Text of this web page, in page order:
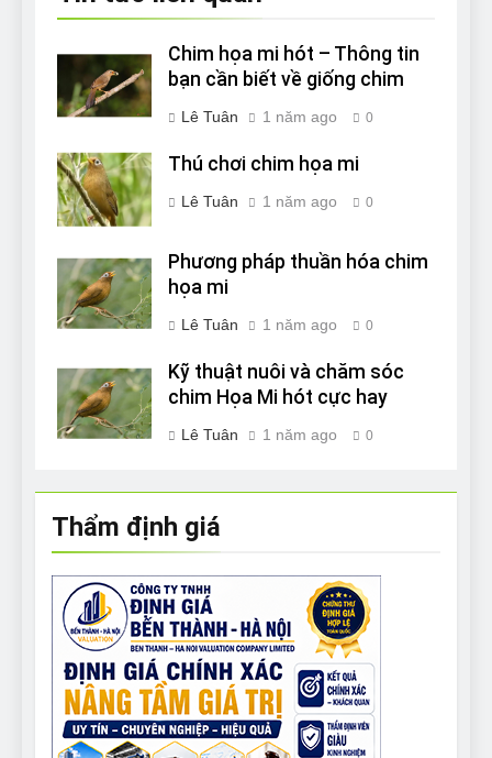
Chim họa mi hót – Thông tin
bạn cần biết về giống chim
Lê Tuân 1 năm ago 0
Thú chơi chim họa mi
Lê Tuân 1 năm ago 0
Phương pháp thuần hóa chim
họa mi
Lê Tuân 1 năm ago 0
Kỹ thuật nuôi và chăm sóc
chim Họa Mi hót cực hay
Lê Tuân 1 năm ago 0
Thẩm định giá